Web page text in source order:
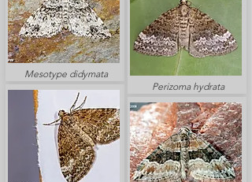
Mesotype didymata
Perizoma hydrata